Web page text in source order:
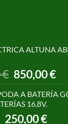
ALTUNA
€ El
precio
original
era:
1.055,00 €.
850,00€El
A BATERÍA
16,8V.
El
250,00€El